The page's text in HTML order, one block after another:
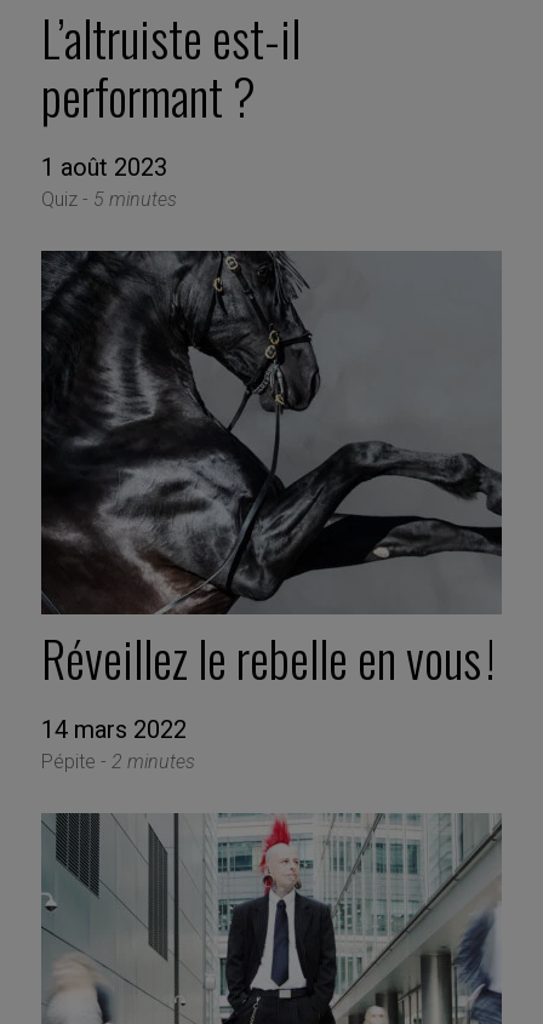
L’altruiste est-il
performant ?
1 août 2023
Quiz - 5 minutes
Réveillez le rebelle en vous !
14 mars 2022
Pépite - 2 minutes